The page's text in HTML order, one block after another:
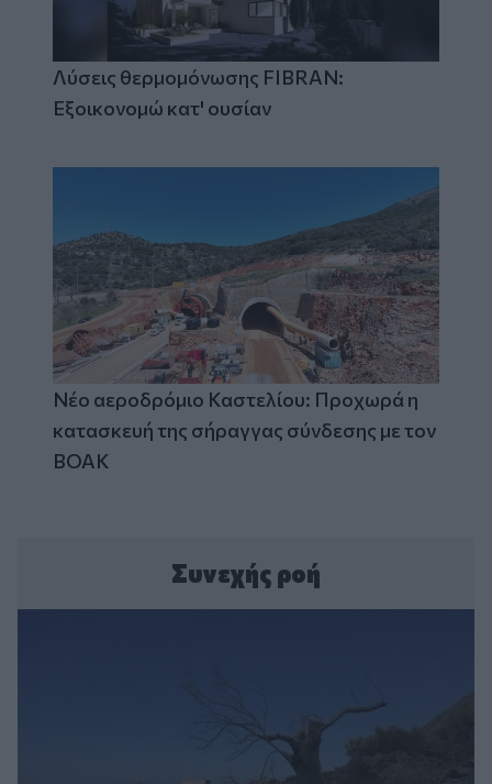
Λύσεις θερμομόνωσης FIBRAN:
Εξοικονομώ κατ' ουσίαν
Νέο αεροδρόμιο Καστελίου: Προχωρά η
κατασκευή της σήραγγας σύνδεσης με τον
ΒΟΑΚ
Συνεχής ροή